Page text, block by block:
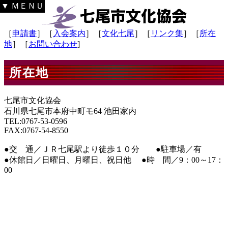
▼ ＭＥＮＵ
［申請書］［ 入会案内］［文化七尾］［ リンク集］［ 所在
地］［お問い合わせ]
所在地
七尾市文化協会
石川県七尾市本府中町モ64 池田家内
TEL:0767-53-0596
FAX:0767-54-8550
●交 通／ＪＲ七尾駅より徒歩１０分 ●駐車場／有
●休館日／日曜日、月曜日、祝日他 ●時 間／9：00～17：
00